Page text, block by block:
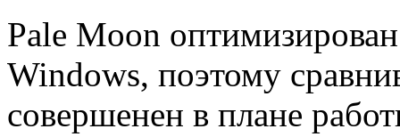
Pale Moon
Windows, поэтому
совершенен в плане